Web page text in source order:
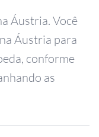
Áustria. Você
Áustria para
conforme
as